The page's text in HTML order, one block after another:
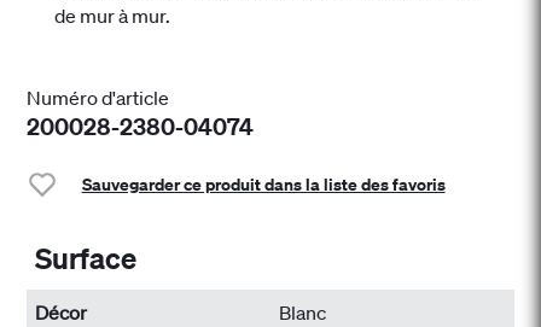
de mur à mur.
Numéro d'article
200028-2380-04074
Sauvegarder ce produit dans la liste des favoris
Surface
Décor
Blanc